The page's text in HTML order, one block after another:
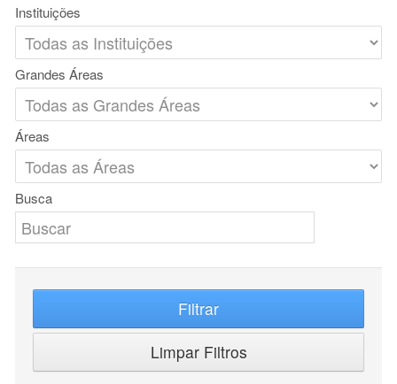
Instituições
Grandes Áreas
Áreas
Busca
Filtrar
Limpar Filtros